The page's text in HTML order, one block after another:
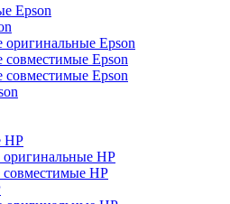
Epson
Epson
Epson
Epson
HP
HP
HP